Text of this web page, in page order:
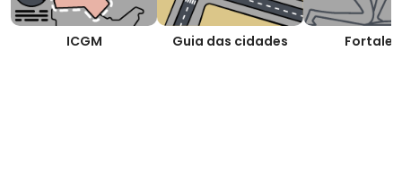
ICGM Guia das cidades